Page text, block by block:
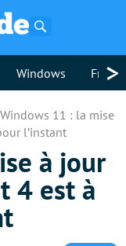
Windows >
Windows 11 : la mise
l’instant
à jour
4 est à